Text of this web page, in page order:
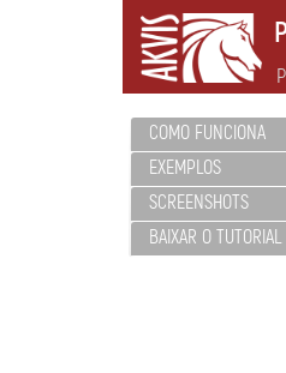
COMO FUNCIONA
EXEMPLOS
SCREENSHOTS
BAIXAR O